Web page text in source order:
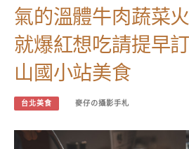
氣的溫體牛肉蔬菜
就爆紅想吃請提早
山國小站美食
台北美食 麥仔の攝影手札